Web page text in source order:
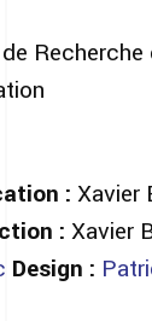
: Xavier
: Xavier
Design :